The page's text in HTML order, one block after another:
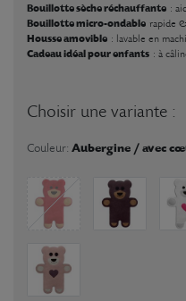
Bouillotte sèche réchauffante :
Bouillotte micro-ondable rapide
Housse amovible : lavable en
Cadeau idéal pour enfants : à
Choisir une variante :
Couleur: Aubergine / avec